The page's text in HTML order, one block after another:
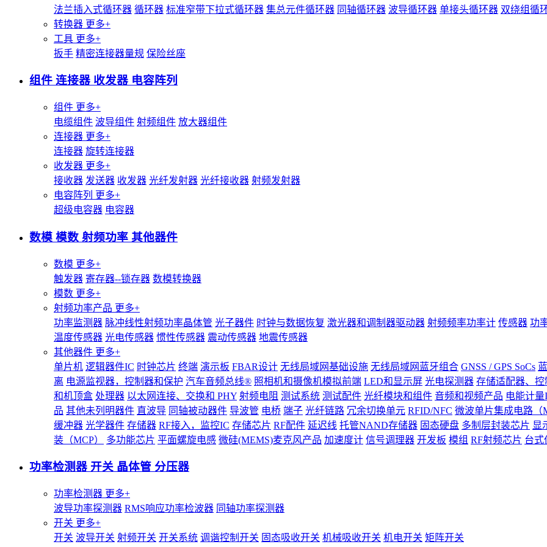
法兰插入式循环器 循环器 标准窄带下拉式循环器 集总元件循环器 同轴循环器 波导循环器 单接头循环器 双绕组循
转换器 更多+
工具 更多+
扳手 精密连接器量规 保险丝座
组件 连接器 收发器 电容阵列
组件 更多+
电缆组件 波导组件 射频组件 放大器组件
连接器 更多+
连接器 旋转连接器
收发器 更多+
接收器 发送器 收发器 光纤发射器 光纤接收器 射频发射器
电容阵列 更多+
超级电容器 电容器
数模 模数 射频功率 其他器件
数模 更多+
触发器 寄存器--锁存器 数模转换器
模数 更多+
射频功率产品 更多+
功率监测器 脉冲线性射频功率晶体管 光子器件 时钟与数据恢复 激光器和调制器驱动器 射频频率功率计 传感器 功
温度传感器 光电传感器 惯性传感器 震动传感器 地震传感器
其他器件 更多+
单片机 逻辑器件IC 时钟芯片 终端 演示板 FBAR设计 无线局域网基础设施 无线局域网蓝牙组合 GNSS / GPS SoCs
离 电源监视器，控制器和保护 汽车音频总线® 照相机和摄像机模拟前端 LED和显示屏 光电探测器 存储适配器、控
和机顶盒 处理器 以太网连接、交换和 PHY 射频电阻 测试系统 测试配件 光纤模块和组件 音频和视频产品 电能计量
品 其他未列明器件 直波导 同轴被动器件 导波管 电桥 端子 光纤链路 冗余切换单元 RFID/NFC 微波单片集成电路（
缓冲器 光学器件 存储器 RF接入，监控IC 存储芯片 RF配件 延迟线 托管NAND存储器 固态硬盘 多制层封装芯片 显
装（MCP）
多功能芯片 平面螺旋电感 微硅(MEMS)麦克风产品 加速度计 信号调理器 开发板 模组 RF射频芯片 台式
功率检测器 开关 晶体管 分压器
功率检测器 更多+
波导功率探测器 RMS响应功率检波器 同轴功率探测器
开关 更多+
开关 波导开关 射频开关 开关系统 调谐控制开关 固态吸收开关 机械吸收开关 机电开关 矩阵开关